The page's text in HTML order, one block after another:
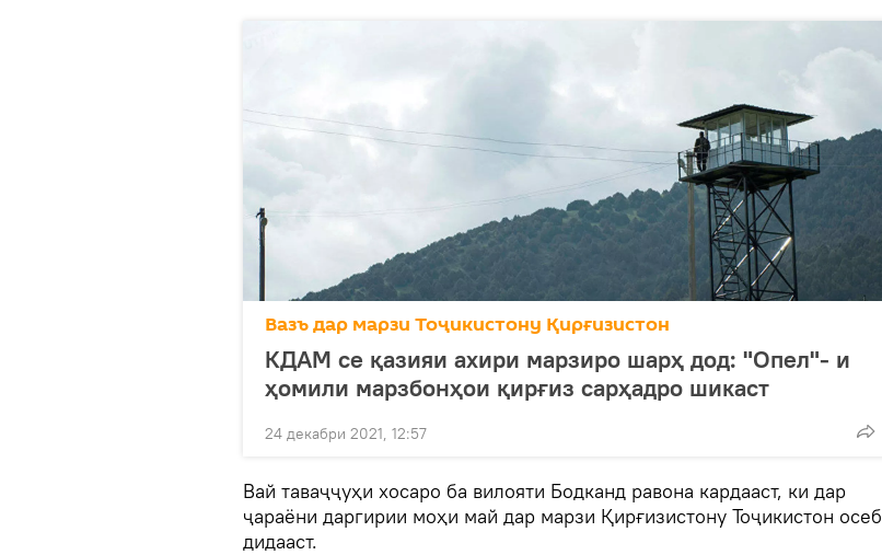
Вазъ дар марзи Тоҷикистону Қирғизистон
КДАМ се қазияи ахири марзиро шарҳ дод: "Опел"- и
ҳомили марзбонҳои қирғиз сарҳадро шикаст
24 декабри 2021, 12:57
Вай таваҷҷуҳи хосаро ба вилояти Бодканд равона кардааст, ки дар
ҷараёни даргирии моҳи май дар марзи Қирғизистону Тоҷикистон осеб
дидааст.